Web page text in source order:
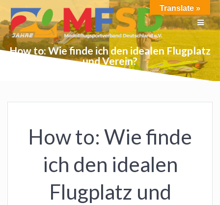
Skip
to
content
How to: Wie finde ich den idealen Flugplatz
und Verein?
How to: Wie finde
ich den idealen
Flugplatz und
Translate »